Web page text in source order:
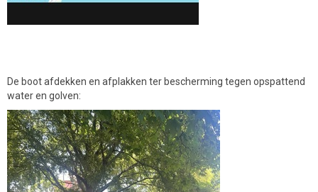
De boot afdekken en afplakken ter bescherming tegen opspattend
water en golven: